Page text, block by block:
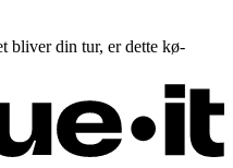
bliver din tur, er dette kø-